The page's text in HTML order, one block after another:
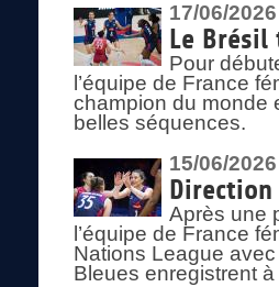
17/06/2026
Le
Pour
l’équipe de France
champion du monde
belles séquences.
15/06/2026
Après une
l’équipe de France
Nations League
Bleues enregistrent